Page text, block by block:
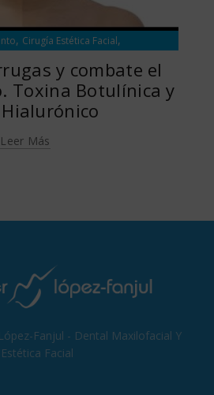
, Cirugía Estética Facial,
y combate el
Toxina Botulínica y
Leer Más